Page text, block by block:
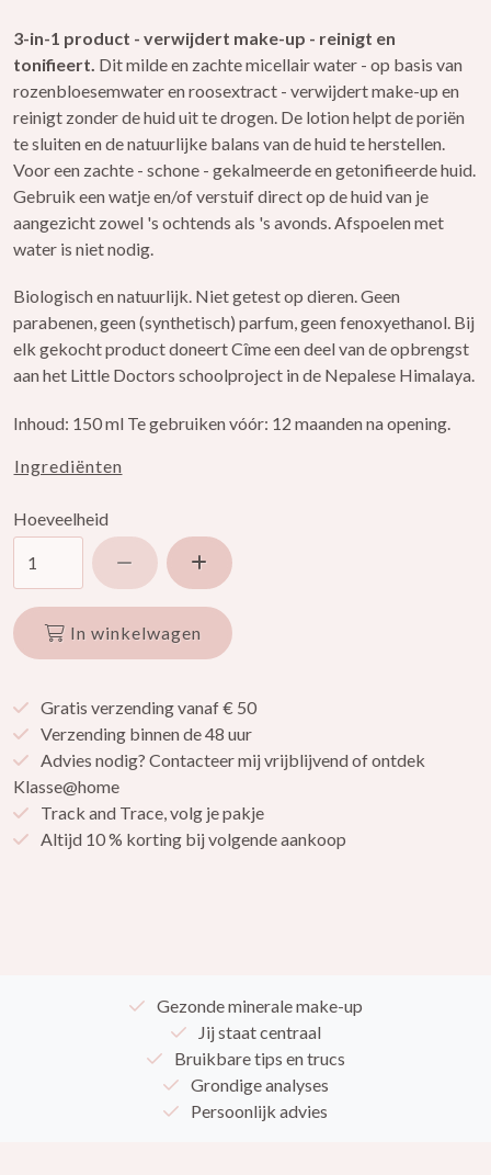
3-in-1 product - verwijdert make-up - reinigt en
tonifieert. Dit milde en zachte micellair water - op basis van
rozenbloesemwater en roosextract - verwijdert make-up en
reinigt zonder de huid uit te drogen. De lotion helpt de poriën
te sluiten en de natuurlijke balans van de huid te herstellen.
Voor een zachte - schone - gekalmeerde en getonifieerde huid.
Gebruik een watje en/of verstuif direct op de huid van je
aangezicht zowel 's ochtends als 's avonds. Afspoelen met
water is niet nodig.
Biologisch en natuurlijk. Niet getest op dieren. Geen
parabenen, geen (synthetisch) parfum, geen fenoxyethanol. Bij
elk gekocht product doneert Cîme een deel van de opbrengst
aan het Little Doctors schoolproject in de Nepalese Himalaya.
Inhoud: 150 ml Te gebruiken vóór: 12 maanden na opening.
Ingrediënten
Hoeveelheid
Verlaag hoeveelheidVerhoog hoeveelheid
In winkelwagen
Gratis verzending vanaf € 50
Verzending binnen de 48 uur
Advies nodig? Contacteer mij vrijblijvend of ontdek
Klasse@home
Track and Trace, volg je pakje
Altijd 10 % korting bij volgende aankoop
Gezonde minerale make-up
Jij staat centraal
Bruikbare tips en trucs
Grondige analyses
Persoonlijk advies